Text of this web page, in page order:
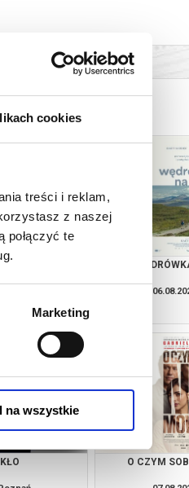
cookies
treści i reklam,
z naszej
połączyć te
Marketing
na wszystkie
kup bilet
O CZYM